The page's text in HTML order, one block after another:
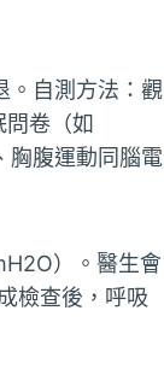
。自測方法：觀
卷（如
胸腹運動同腦電
）。醫生會
檢查後，呼吸